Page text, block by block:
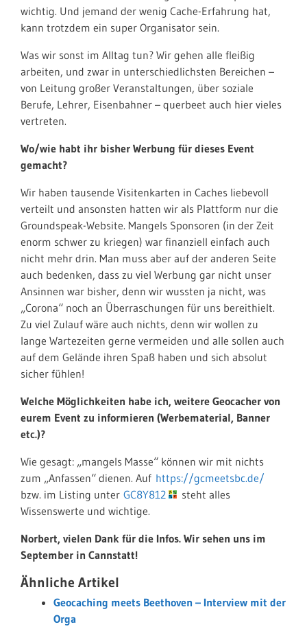
wichtig. Und jemand der wenig Cache-Erfahrung hat,
kann trotzdem ein super Organisator sein.
Was wir sonst im Alltag tun? Wir gehen alle fleißig
arbeiten, und zwar in unterschiedlichsten Bereichen –
von Leitung großer Veranstaltungen, über soziale
Berufe, Lehrer, Eisenbahner – querbeet auch hier vieles
vertreten.
Wo/wie habt ihr bisher Werbung für dieses Event
gemacht?
Wir haben tausende Visitenkarten in Caches liebevoll
verteilt und ansonsten hatten wir als Plattform nur die
Groundspeak-Website. Mangels Sponsoren (in der Zeit
enorm schwer zu kriegen) war finanziell einfach auch
nicht mehr drin. Man muss aber auf der anderen Seite
auch bedenken, dass zu viel Werbung gar nicht unser
Ansinnen war bisher, denn wir wussten ja nicht, was
„Corona“ noch an Überraschungen für uns bereithielt.
Zu viel Zulauf wäre auch nichts, denn wir wollen zu
lange Wartezeiten gerne vermeiden und alle sollen auch
auf dem Gelände ihren Spaß haben und sich absolut
sicher fühlen!
Welche Möglichkeiten habe ich, weitere Geocacher von
eurem Event zu informieren (Werbematerial, Banner
etc.)?
Wie gesagt: „mangels Masse“ können wir mit nichts
zum „Anfassen“ dienen. Auf https://gcmeetsbc.de/
bzw. im Listing unter GC8Y812
steht alles
Wissenswerte und wichtige.
Norbert, vielen Dank für die Infos. Wir sehen uns im
September in Cannstatt!
Ähnliche Artikel
Geocaching meets Beethoven – Interview mit der
Orga